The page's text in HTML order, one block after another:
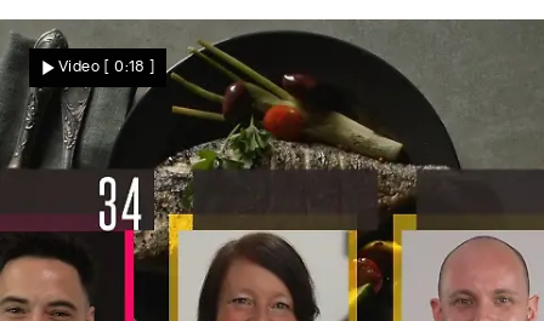
Video [ 0:18 ]